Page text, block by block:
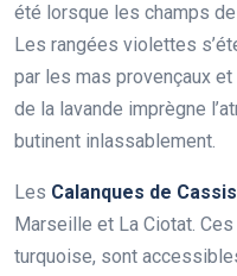
été lorsque les champs
Les rangées violettes
par les mas provençaux et
de la lavande imprègne
butinent inlassablement.
Les Calanques de Cassis
Marseille et La Ciotat.
turquoise, sont